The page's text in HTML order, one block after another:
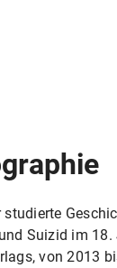
Suizid im
von 2013